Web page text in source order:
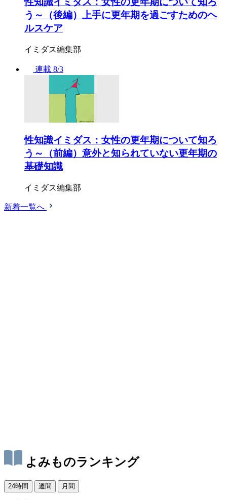
う～（後編）上手に更年期を過ごすためのヘ
ルスケア
イミダス編集部
連載 8/3
性知識イミダス：女性の更年期について知ろ
う～（前編）意外と知られていない更年期の
基礎知識
イミダス編集部
新着一覧へ
よみものランキング
24時間 週間 月間